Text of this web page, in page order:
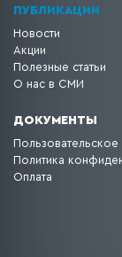
ПУБЛИКАЦИИ
Новости
Акции
Полезные статьи
О нас в СМИ
ДОКУМЕНТЫ
Политика
Оплата